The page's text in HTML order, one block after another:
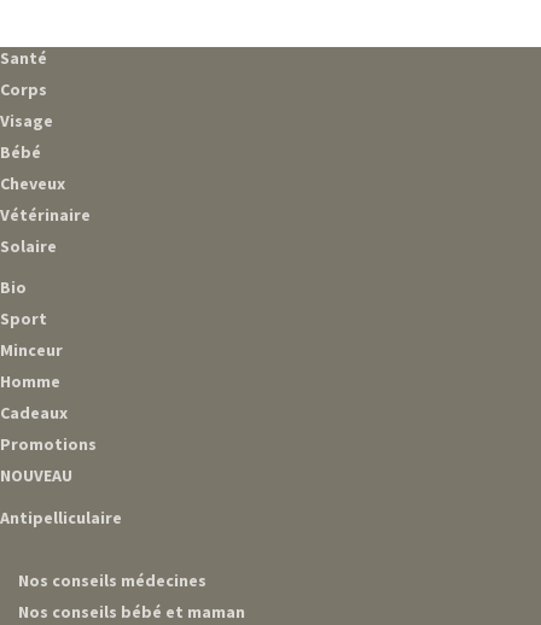
Santé
Corps
Visage
Bébé
Cheveux
Vétérinaire
Solaire
Bio
Sport
Minceur
Homme
Cadeaux
Promotions
NOUVEAU
Antipelliculaire
Nos conseils médecines
Nos conseils bébé et maman